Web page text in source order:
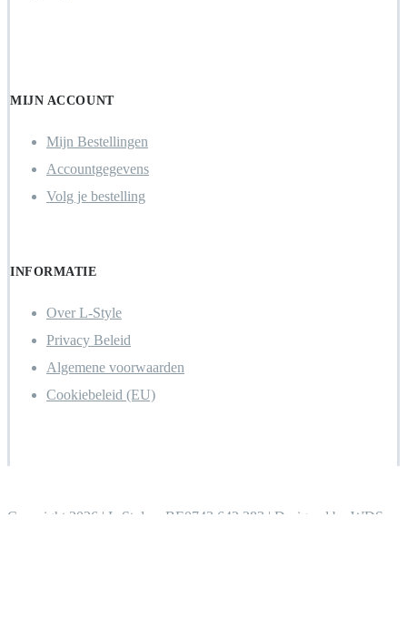
MIJN ACCOUNT
Mijn Bestellingen
Accountgegevens
Volg je bestelling
INFORMATIE
Over L-Style
Privacy Beleid
Algemene voorwaarden
Cookiebeleid (EU)
Copyright 2026 | L-Style – BE0743.642.283 | Designed by WDS-